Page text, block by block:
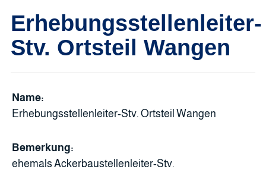
Erhebungsstellenleiter-
Stv. Ortsteil Wangen
Name:
Erhebungsstellenleiter-Stv. Ortsteil Wangen
Bemerkung:
ehemals Ackerbaustellenleiter-Stv.